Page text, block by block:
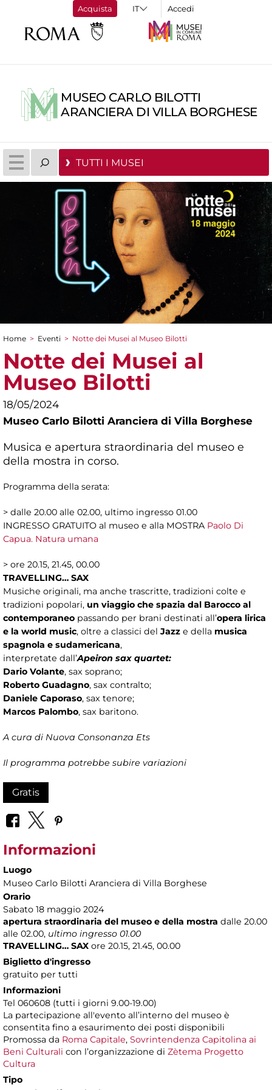
Acquista Accedi
MUSEO CARLO BILOTTI
ARANCIERA DI VILLA BORGHESE
TUTTI I MUSEI
Tu sei qui
Home > Eventi > Notte dei Musei al Museo Bilotti
Notte dei Musei al
Museo Bilotti
18/05/2024
Museo Carlo Bilotti Aranciera di Villa Borghese
Musica e apertura straordinaria del museo e
della mostra in corso.
Programma della serata:
> dalle 20.00 alle 02.00, ultimo ingresso 01.00
INGRESSO GRATUITO al museo e alla MOSTRA Paolo Di
Capua. Natura umana
> ore 20.15, 21.45, 00.00
TRAVELLING… SAX
Musiche originali, ma anche trascritte, tradizioni colte e
tradizioni popolari, un viaggio che spazia dal Barocco al
contemporaneo passando per brani destinati all’opera lirica
e la world music, oltre a classici del Jazz e della musica
spagnola e sudamericana,
interpretate dall’Apeiron sax quartet:
Dario Volante, sax soprano;
Roberto Guadagno, sax contralto;
Daniele Caporaso, sax tenore;
Marcos Palombo, sax baritono.
A cura di Nuova Consonanza Ets
Il programma potrebbe subire variazioni
Gratis
Informazioni
Luogo
Museo Carlo Bilotti Aranciera di Villa Borghese
Orario
Sabato 18 maggio 2024
apertura straordinaria del museo e della mostra dalle 20.00
alle 02.00, ultimo ingresso 01.00
TRAVELLING… SAX ore 20.15, 21.45, 00.00
Biglietto d'ingresso
gratuito per tutti
Informazioni
Tel 060608 (tutti i giorni 9.00-19.00)
La partecipazione all'evento all’interno del museo è
consentita fino a esaurimento dei posti disponibili
Promossa da Roma Capitale, Sovrintendenza Capitolina ai
Beni Culturali con l’organizzazione di Zètema Progetto
Cultura
Tipo